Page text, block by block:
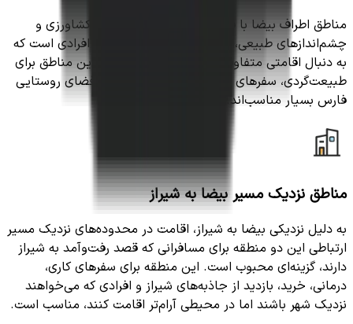
مناطق اطراف بیضا با فضای آرام، باغ‌ها، زمین‌های کشاورزی و
چشم‌اندازهای طبیعی، یکی از بهترین گزینه‌ها برای افرادی است که
به دنبال اقامتی متفاوت و دور از شلوغی هستند. این مناطق برای
طبیعت‌گردی، سفرهای خانوادگی، عکاسی و تجربه فضای روستایی
فارس بسیار مناسب‌اند.
مناطق نزدیک مسیر بیضا به شیراز
به دلیل نزدیکی بیضا به شیراز، اقامت در محدوده‌های نزدیک مسیر
ارتباطی این دو منطقه برای مسافرانی که قصد رفت‌وآمد به شیراز
دارند، گزینه‌ای محبوب است. این منطقه برای سفرهای کاری،
درمانی، خرید، بازدید از جاذبه‌های شیراز و افرادی که می‌خواهند
نزدیک شهر باشند اما در محیطی آرام‌تر اقامت کنند، مناسب است.